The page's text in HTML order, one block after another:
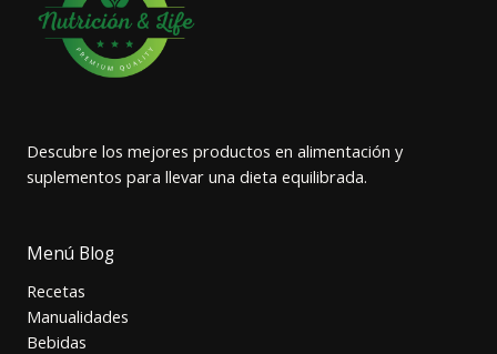
Descubre los mejores productos en alimentación y
suplementos para llevar una dieta equilibrada.
Menú Blog
Recetas
Manualidades
Bebidas